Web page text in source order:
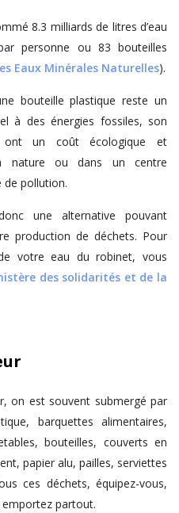
8.3 milliards de litres d’eau
personne ou 83 bouteilles
Eaux Minérales Naturelles).
bouteille plastique reste un
à des énergies fossiles, son
un coût écologique et
nature ou dans un centre
de pollution.
une alternative pouvant
production de déchets. Pour
votre eau du robinet, vous
des solidarités et de la
on est souvent submergé par
barquettes alimentaires,
bouteilles, couverts en
papier alu, pailles, serviettes
ces déchets, équipez-vous,
partout.